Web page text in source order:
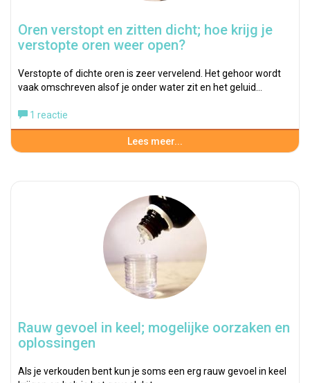
Oren verstopt en zitten dicht; hoe krijg je
verstopte oren weer open?
Verstopte of dichte oren is zeer vervelend. Het gehoor wordt
vaak omschreven alsof je onder water zit en het geluid…
1 reactie
Lees meer...
Rauw gevoel in keel; mogelijke oorzaken en
oplossingen
Als je verkouden bent kun je soms een erg rauw gevoel in keel